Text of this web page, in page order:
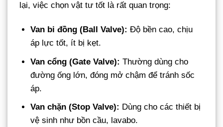
lại, việc chọn vật tư tốt là rất quan trọng:
Van bi đồng (Ball Valve): Độ bền cao, chịu
áp lực tốt, ít bị kẹt.
Van cổng (Gate Valve): Thường dùng cho
đường ống lớn, đóng mở chậm để tránh sốc
áp.
Van chặn (Stop Valve): Dùng cho các thiết bị
vệ sinh như bồn cầu, lavabo.